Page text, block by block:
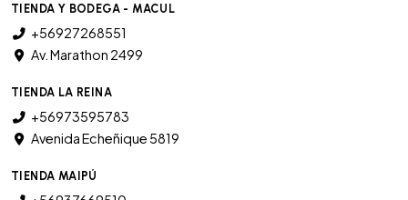
TIENDA Y BODEGA - MACUL
+56927268551
Av. Marathon 2499
TIENDA LA REINA
+56973595783
Avenida Echeñique 5819
TIENDA MAIPÚ